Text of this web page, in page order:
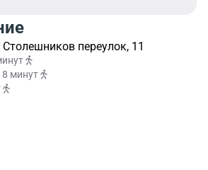
переулок, 11
8 минут